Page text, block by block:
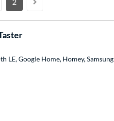
LE, Google Home, Homey, Samsung